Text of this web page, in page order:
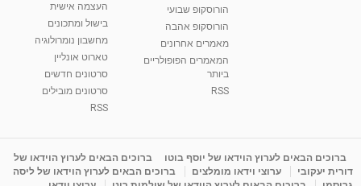
הורוסקופ שבועי
הורוסקופ אהבה
מאמרים אחרונים
המאמרים הפופולריים
ביותר
RSS
העצמה אישית
בישול ומתכונים
מחשבון נומרולוגיה
טארוט אונליין
סרטונים חדשים
סרטונים מובילים
RSS
ברוכים הבאים לערוץ הוידאו של יוסף בוטו
ברוכים הבאים לערוץ הוידאו של
דורית יעקובי
ערוצי וידאו מומלצים
ברוכים הבאים לערוץ הוידאו של ליסה